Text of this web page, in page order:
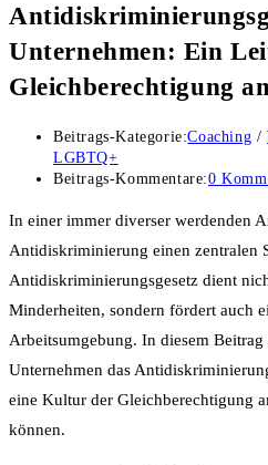
Unternehmen: Ein
Gleichberechtigung
Beitrags-Kategorie:Coaching /
LGBTQ+
Beitrags-Kommentare:0
In einer immer diverser werdenden
Antidiskriminierung einen zentralen
Antidiskriminierungsgesetz dient
Minderheiten, sondern fördert auch
Arbeitsumgebung. In diesem
Unternehmen das
eine Kultur der Gleichberechtigung
können.